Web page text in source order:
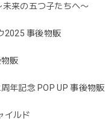
未来の五つ子たちへ〜
2025 事後物販
物販
年記念 POP UP 事後物販
イルド